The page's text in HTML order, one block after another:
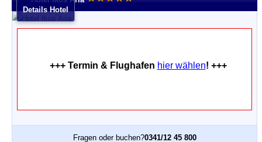
Details Hotel
+++ Termin & Flughafen hier wählen! +++
Fragen oder buchen?0341/12 45 800